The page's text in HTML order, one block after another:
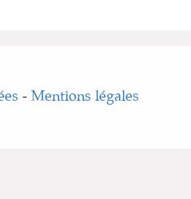
- Mentions légales